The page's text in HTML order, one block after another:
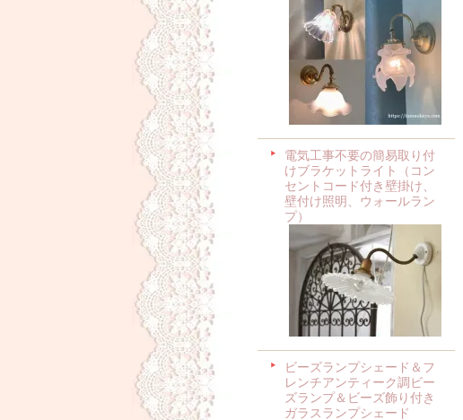
電気工事不要の簡易取り付
けブラケットライト（コン
セントコード付き壁掛け、
壁付け照明、ウォールラン
プ）
ビーズランプシェード＆フ
レンチアンティーク調ビー
ズランプ＆ビーズ飾り付き
ガラスランプシェード